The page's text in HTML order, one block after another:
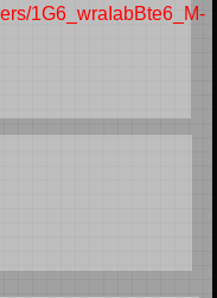
1G6_wraIabBte6_M-